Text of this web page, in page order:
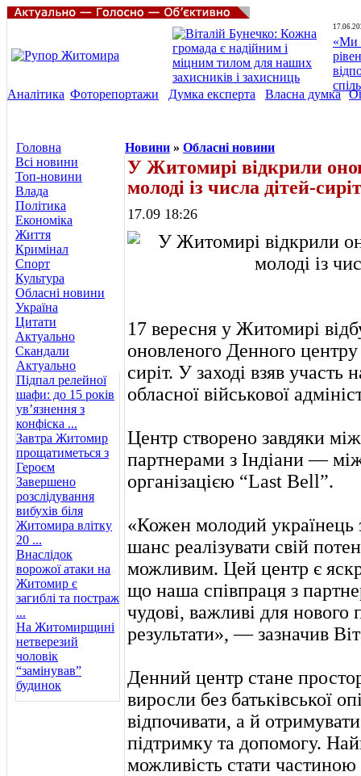
«Ми
Аналітика Фоторепортажи Думка експерта Власна думка
Головна
Всі новини
Топ-новини
Влада
Політика
Економіка
Життя
Кримінал
Спорт
Культура
Обласні новини
Україна
Цитати
Актуально
Скандали
Актуально
Підпал релейної
шафи: до 15 років
ув’язнення з
конфіска ...
Завтра Житомир
прощатиметься з
Героєм
Завершено
розслідування
вибухів біля
Житомира влітку
20 ...
Внаслідок
ворожої атаки на
Житомир є
загиблі та постраж
...
На Житомирщині
нетверезий
чоловік
“замінував”
будинок
Новини » Обласні новини
У Житомирі відкрили
молоді із числа дітей-сиріт
17.09 18:26
17 вересня у Житомирі
оновленого Денного центру
сиріт. У заході взяв
обласної військової
Центр створено завдяки
партнерами з Індіани —
організацією “Last Bell”.
«Кожен молодий українець
шанс реалізувати свій
можливим. Цей центр є
що наша співпраця з
чудові, важливі для нового
результати», — зазначив
Денний центр стане
виросли без батьківської
відпочивати, а й
підтримку та допомогу.
можливість стати